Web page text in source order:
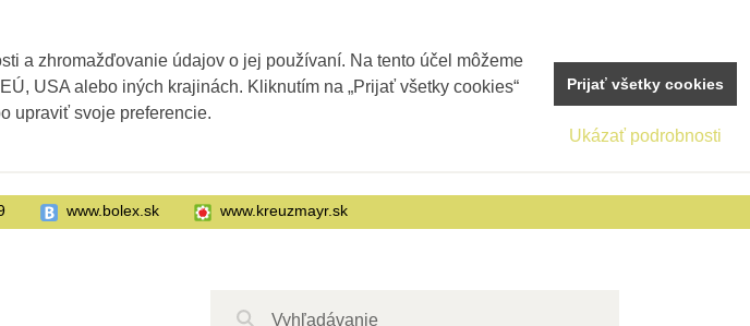
www.bolex.sk www.kreuzmayr.sk
a zhromažďovanie údajov o jej používaní. Na tento účel môžeme
USA alebo iných krajinách. Kliknutím na „Prijať všetky cookies“
upraviť svoje preferencie.
Ukázať podrobnosti
Prijať všetky cookies